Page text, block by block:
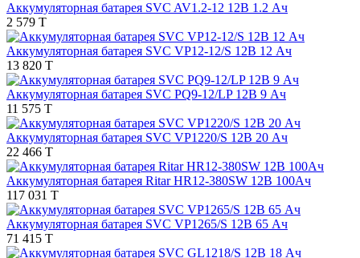
Аккумуляторная батарея SVC AV1.2-12 12В 1.2 Ач
2 579 T
Аккумуляторная батарея SVC VP12-12/S 12В 12 Ач
13 820 T
Аккумуляторная батарея SVC PQ9-12/LP 12В 9 Ач
11 575 T
Аккумуляторная батарея SVC VP1220/S 12В 20 Ач
22 466 T
Аккумуляторная батарея Ritar HR12-380SW 12В 100Ач
117 031 T
Аккумуляторная батарея SVC VP1265/S 12В 65 Ач
71 415 T